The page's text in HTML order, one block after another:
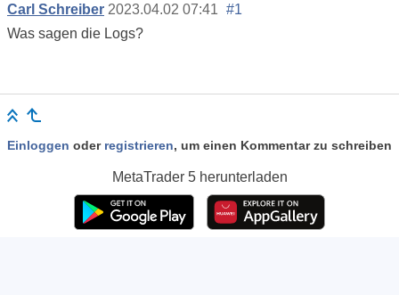
Carl Schreiber 2023.04.02 07:41 #1
Was sagen die Logs?
Einloggen oder registrieren, um einen Kommentar zu schreiben
MetaTrader 5herunterladen